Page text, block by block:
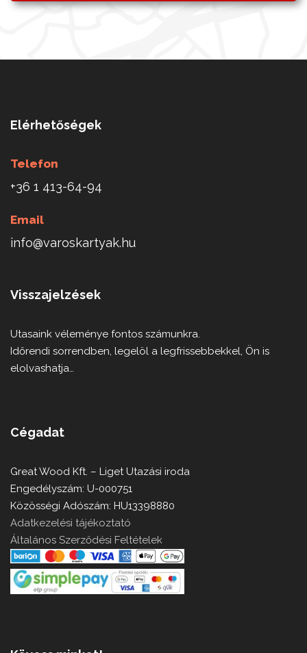
Elérhetőségek
Telefon
+36 1 413-64-94
Email
info@varoskartyak.hu
Visszajelzések
Utasaink véleménye fontos számunkra.
Időrendi sorrendben, legelöl a legfrissebbekkel, Ön is
elolvashatja…
Cégadat
Great Wood Kft. – Liget Utazási iroda
Engedélyszám: U-000751
Közösségi Adószám: HU13398880
Adatkezelési tájékoztató
Általános Szerződési Feltételek